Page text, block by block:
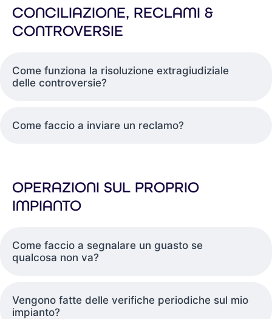
CONCILIAZIONE, RECLAMI &
CONTROVERSIE
Come funziona la risoluzione extragiudiziale
delle controversie?
Come faccio a inviare un reclamo?
OPERAZIONI SUL PROPRIO
IMPIANTO
Come faccio a segnalare un guasto se
qualcosa non va?
Vengono fatte delle verifiche periodiche sul mio
impianto?